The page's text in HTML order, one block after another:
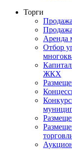
Торги
Аренда
Отбор
ЖКХ